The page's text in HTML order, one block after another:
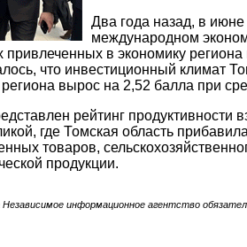
Два года назад, в
международном
привлеченных в экономику
что инвестиционный климат
вырос на 2,52 балла при
рейтинг продуктивности
где Томская область
товаров,
продукции.
информационное агентство